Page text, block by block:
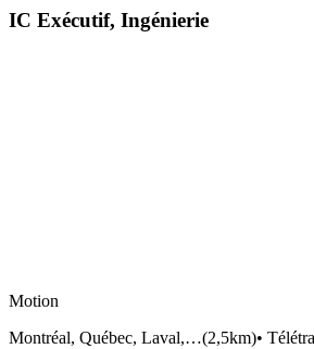
IC Exécutif, Ingénierie
Motion
Montréal, Québec, Laval,…(2,5km)•